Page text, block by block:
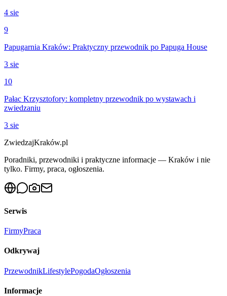
4 sie
9
Papugarnia Kraków: Praktyczny przewodnik po Papuga House
3 sie
10
Pałac Krzysztofory: kompletny przewodnik po wystawach i
zwiedzaniu
3 sie
ZwiedzajKraków.pl
Poradniki, przewodniki i praktyczne informacje — Kraków i nie
tylko. Firmy, praca, ogłoszenia.
Serwis
FirmyPraca
Odkrywaj
PrzewodnikLifestylePogodaOgłoszenia
Informacje